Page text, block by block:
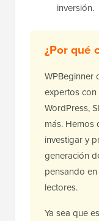
inversión.
¿Por qué
WPBeginner
expertos
WordPress,
más. Hemos
investigar y
generación
pensando
lectores.
Ya sea que